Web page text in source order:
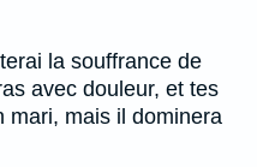
la souffrance de
avec douleur, et tes
mari, mais il dominera